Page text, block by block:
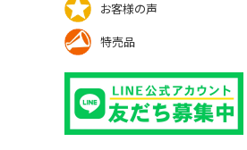
お客様の声
特売品